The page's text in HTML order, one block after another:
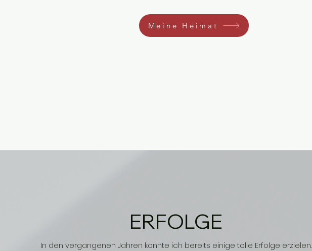
Meine Heimat
ERFOLGE
In den vergangenen Jahren konnte ich bereits einige tolle Erfolge erzielen.